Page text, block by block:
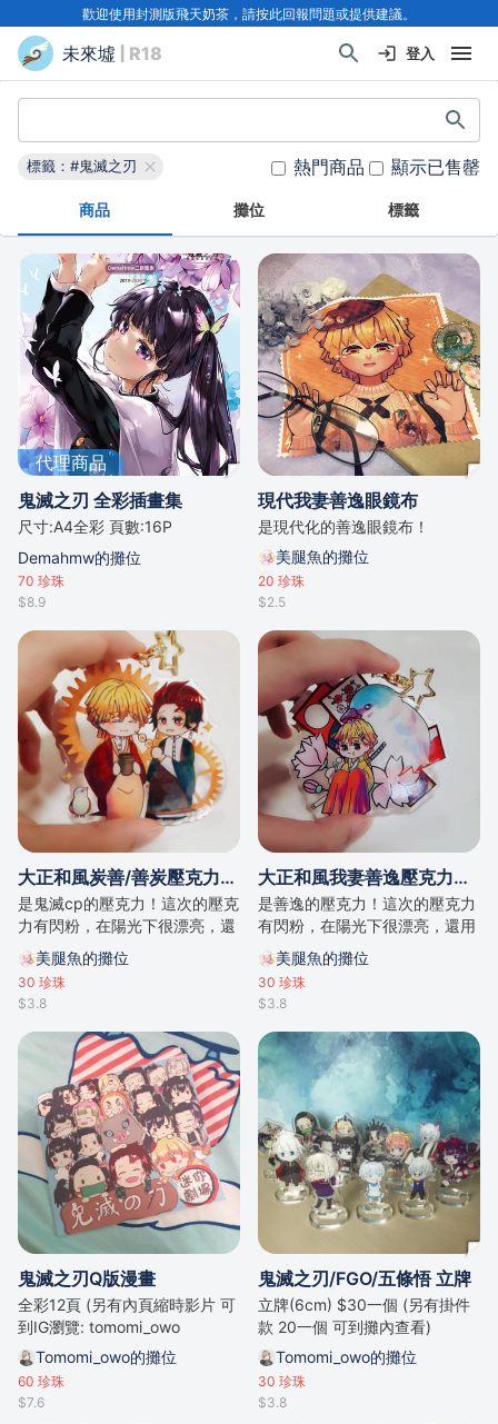
歡迎使用封測版飛天奶茶，請按此回報問題或提供建議。
未來墟 | R18 登入
標籤：#鬼滅之刃 熱門商品 顯示已售罄
商品 攤位 標籤
代理商品
鬼滅之刃 全彩插畫集
尺寸:A4全彩 頁數:16P
Demahmw的攤位
70 珍珠
$8.9
現代我妻善逸眼鏡布
是現代化的善逸眼鏡布！
美腿魚的攤位
20 珍珠
$2.5
大正和風炭善/善炭壓克力吊飾
是鬼滅cp的壓克力！這次的壓克
力有閃粉，在陽光下很漂亮，還
用了星星扣喔( • ̀ω•́ )✧
美腿魚的攤位
30 珍珠
$3.8
大正和風我妻善逸壓克力吊飾
是善逸的壓克力！這次的壓克力
有閃粉，在陽光下很漂亮，還用
了星星扣喔( • ̀ω•́ )✧
美腿魚的攤位
30 珍珠
$3.8
鬼滅之刃Q版漫畫
全彩12頁 (另有內頁縮時影片 可
到IG瀏覽: tomomi_owo
Tomomi_owo的攤位
60 珍珠
$7.6
鬼滅之刃/FGO/五條悟 立牌
立牌(6cm) $30一個 (另有掛件
款 20一個 可到攤內查看)
Tomomi_owo的攤位
30 珍珠
$3.8